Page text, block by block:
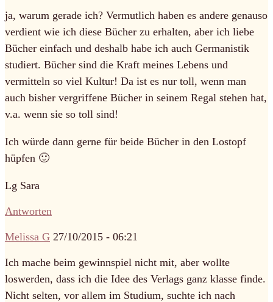
ja, warum gerade ich? Vermutlich haben es andere genauso
verdient wie ich diese Bücher zu erhalten, aber ich liebe
Bücher einfach und deshalb habe ich auch Germanistik
studiert. Bücher sind die Kraft meines Lebens und
vermitteln so viel Kultur! Da ist es nur toll, wenn man
auch bisher vergriffene Bücher in seinem Regal stehen hat,
v.a. wenn sie so toll sind!
Ich würde dann gerne für beide Bücher in den Lostopf
hüpfen 🙂
Lg Sara
Antworten
Melissa G 27/10/2015 - 06:21
Ich mache beim gewinnspiel nicht mit, aber wollte
loswerden, dass ich die Idee des Verlags ganz klasse finde.
Nicht selten, vor allem im Studium, suchte ich nach